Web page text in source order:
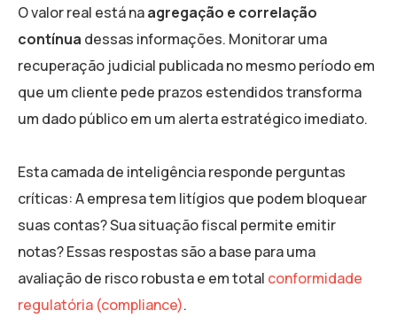
O valor real está naagregação e correlação
contínua dessas informações. Monitorar uma
recuperação judicial publicada no mesmo período em
que um cliente pede prazos estendidos transforma
um dado público em um alerta estratégico imediato.
Esta camada de inteligência responde perguntas
críticas: A empresa tem litígios que podem bloquear
suas contas? Sua situação fiscal permite emitir
notas? Essas respostas são a base para uma
avaliação de risco robusta e em total conformidade
regulatória (compliance).